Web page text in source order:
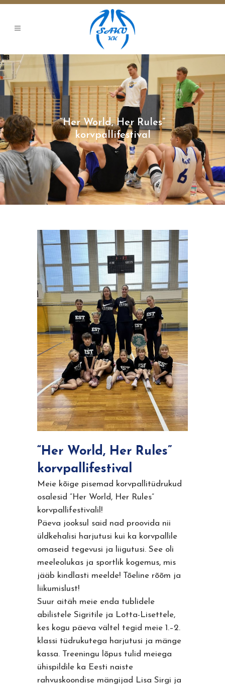
“Her World, Her Rules”
korvpallifestival
“Her World, Her Rules”
korvpallifestival
Meie kõige pisemad korvpallitüdrukud
osalesid “Her World, Her Rules”
korvpallifestivalil!
Päeva jooksul said nad proovida nii
üldkehalisi harjutusi kui ka korvpallile
omaseid tegevusi ja liigutusi. See oli
meeleolukas ja sportlik kogemus, mis
jääb kindlasti meelde! Tõeline rõõm ja
liikumislust!
Suur aitäh meie enda tublidele
abilistele Sigritile ja Lotta-Lisettele,
kes kogu päeva vältel tegid meie 1.–2.
klassi tüdrukutega harjutusi ja mänge
kassa. Treeningu lõpus tulid meiega
ühispildile ka Eesti naiste
rahvuskoondise mängijad Lisa Sirgi ja